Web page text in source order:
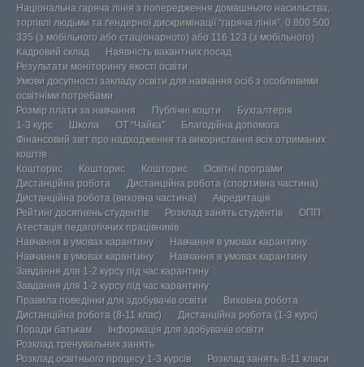
Національна гаряча лінія з попередження домашнього насильства,
торгівлі людьми та ґендерної дискримінації “гаряча лінія”, 0 800 500
335 (з мобільного або стаціонарного) або 116 123 (з мобільного)
Кадровий склад
Наявність вакантних посад
Результати моніторингу якості освіти
Умови досупності закладу освіти для навчання осіб з особливими
освітніми потребами
Розмір плати за навчання
Публічні кошти
Бухгалтерія
1-3 курс
Школа ОТ “Чайка”
Благодійна допомога
Фінансовий звіт про надходження та використання всіх отриманих
коштів
Кошторис
Кошторис Кошторис
Освітні програми
Дистанційна робота
Дистанційна робота (спортивна частина)
Дистанційна робота (виховна частина)
Акредитація
Рейтинг досягнень студентів
Розклад занять студентів
ОПП
Атестація педагогічних працівників
Навчання в умовах карантину
Навчання в умовах карантину
Навчання в умовах карантину
Навчання в умовах карантину
Завдання для 1-2 курсу під час карантину
Завдання для 1-2 курсу під час карантину
Правила поведінки для здобувачів освіти
Виховна робота
Дистанційна робота (8-11 клас)
Дистанційна робота (1-3 курс)
Поради батькам
Інформація для здобувачів освіти
Розклад тренувальних занять
Розклад освітнього процесу 1-3 курсів
Розклад занять 8-11 класи